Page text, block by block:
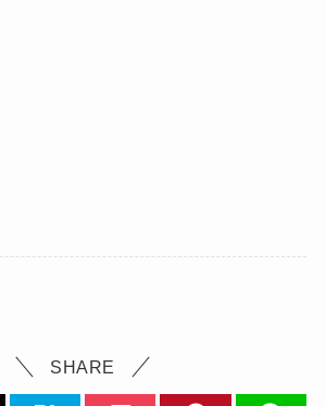
SHARE